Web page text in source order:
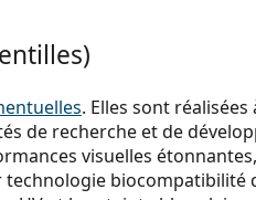
. Elles sont
de recherche et de
visuelles
technologie